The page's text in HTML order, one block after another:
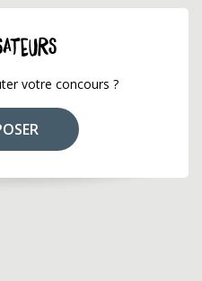
votre concours ?